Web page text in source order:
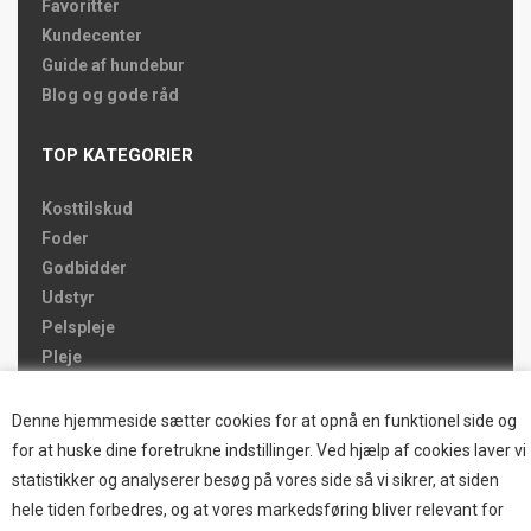
Denne hjemmeside sætter cookies for at opnå en funktionel side og
for at huske dine foretrukne indstillinger. Ved hjælp af cookies laver vi
statistikker og analyserer besøg på vores side så vi sikrer, at siden
hele tiden forbedres, og at vores markedsføring bliver relevant for
Favoritter
Kundecenter
Guide af hundebur
Blog og gode råd
TOP KATEGORIER
Kosttilskud
Foder
Godbidder
Udstyr
Pelspleje
Pleje
Brands
TOP BRANDS